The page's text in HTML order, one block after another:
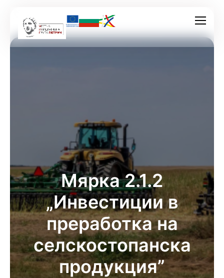
Мярка 2.1.2
„Инвестиции в
преработка на
селскостопанска
продукция”